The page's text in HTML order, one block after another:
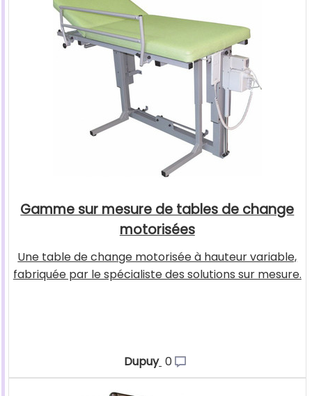
Gamme sur mesure de tables de change
motorisées
Une table de change motorisée à hauteur variable,
fabriquée par le spécialiste des solutions sur mesure.
Dupuy 0